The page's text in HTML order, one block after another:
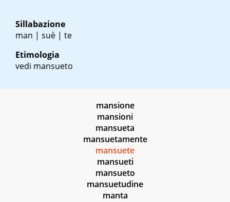
Sillabazione
man | suè | te
Etimologia
vedi mansueto
mansione
mansioni
mansueta
mansuetamente
mansuete
mansueti
mansueto
mansuetudine
manta